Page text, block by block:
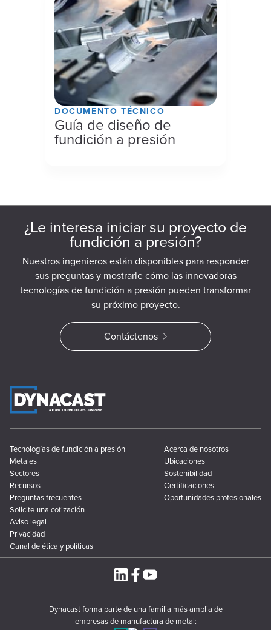
DOCUMENTO TÉCNICO
Guía de diseño de
fundición a presión
¿Le interesa iniciar su proyecto de
fundición a presión?
Nuestros ingenieros están disponibles para responder
sus preguntas y mostrarle cómo las innovadoras
tecnologías de fundición a presión pueden transformar
su próximo proyecto.
Contáctenos
Tecnologías de fundición a presión
Metales
Sectores
Recursos
Preguntas frecuentes
Acerca de nosotros
Ubicaciones
Sostenibilidad
Certificaciones
Oportunidades profesionales
Solicite una cotización
Aviso legal
Privacidad
Canal de ética y políticas
Dynacast forma parte de una familia más amplia de
empresas de manufactura de metal: